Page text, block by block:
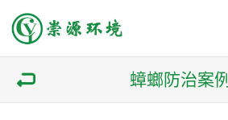
蟑螂防治案例